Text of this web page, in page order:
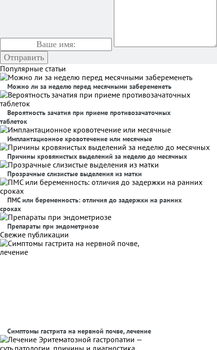
Популярные статьи
Можно ли за неделю перед месячными забеременеть
Вероятность зачатия при приеме противозачаточных
таблеток
Имплантационное кровотечение или месячные
Причины кровянистых выделений за неделю до месячных
Прозрачные слизистые выделения из матки
ПМС или беременность: отличия до задержки на ранних
сроках
Препараты при эндометриозе
Свежие публикации
Симптомы гастрита на нервной почве, лечение